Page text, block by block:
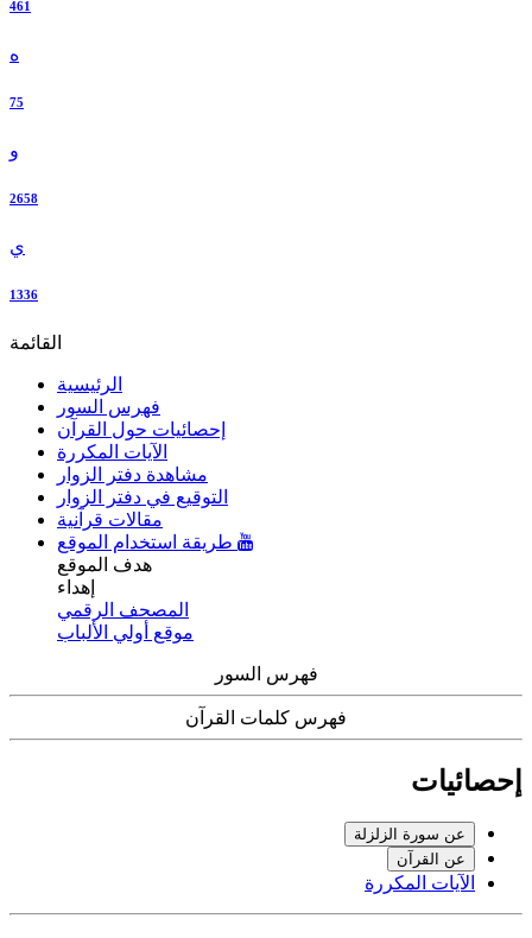
461
ه
75
و
2658
ي
1336
القائمة
الرئيسية
فهرس السور
إحصائيات حول القرآن
الآيات المكررة
مشاهدة دفتر الزوار
التوقيع في دفتر الزوار
مقالات قرآنية
هدف الموقع
إهداء
المصحف الرقمي
موقع أولي الألباب
فهرس السور
فهرس كلمات القرآن
إحصائيات
عن سورة الزلزلة
عن القرآن
الآيات المكررة